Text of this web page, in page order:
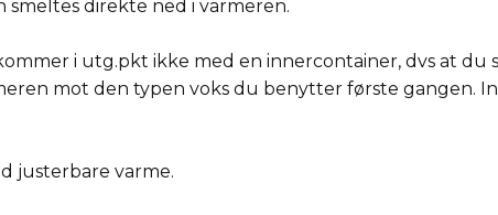
smeltes direkte ned i varmeren.
i utg.pkt ikke med en innercontainer, dvs at du
mot den typen voks du benytter første gangen.
justerbare varme.